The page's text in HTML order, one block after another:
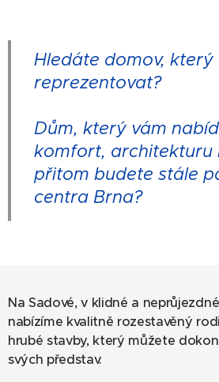
Hledáte domov, který
reprezentovat?
Dům, který vám
komfort, architekturu
přitom budete stále
centra Brna?
Na Sadové, v klidné a
nabízíme kvalitně rozestavěný
hrubé stavby, který můžete
svých představ.